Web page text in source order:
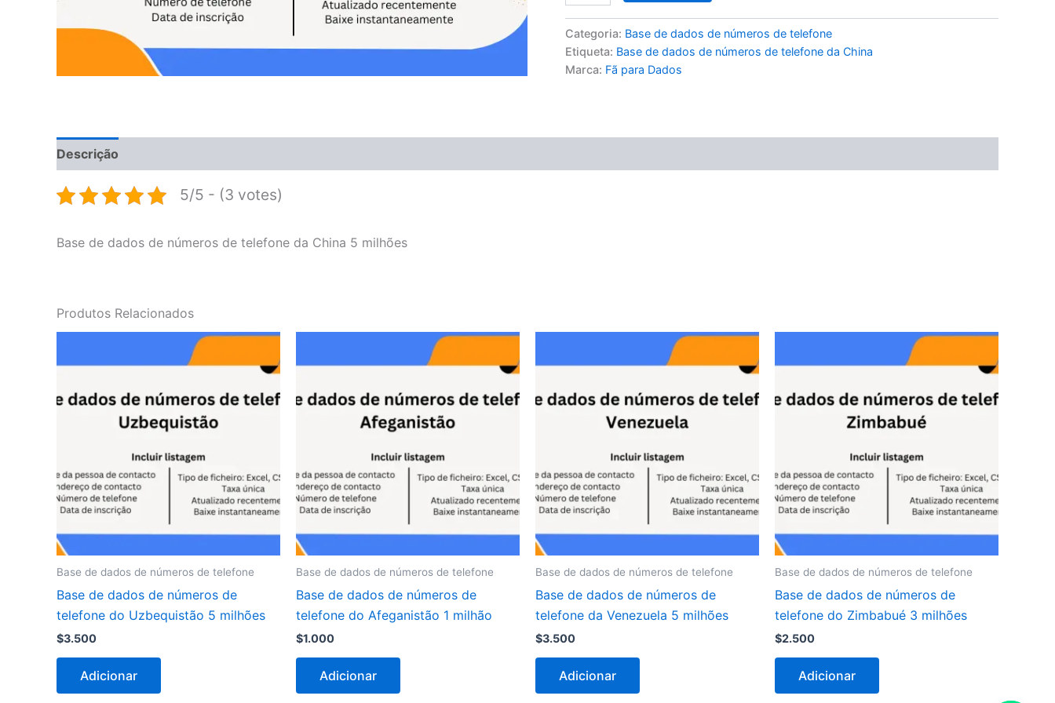
Categoria: Base de dados de números de telefone
Etiqueta: Base de dados de números de telefone da China
Marca: Fã para Dados
Descrição
5/5 - (3 votes)
Base de dados de números de telefone da China 5 milhões
Produtos Relacionados
Base de dados de números de telefone
Base de dados de números de
telefone do Uzbequistão 5 milhões
$3.500
Adicionar
Base de dados de números de telefone
Base de dados de números de
telefone do Afeganistão 1 milhão
$1.000
Adicionar
Base de dados de números de telefone
Base de dados de números de
telefone da Venezuela 5 milhões
$3.500
Adicionar
Base de dados de números de telefone
Base de dados de números de
telefone do Zimbabué 3 milhões
$2.500
Adicionar